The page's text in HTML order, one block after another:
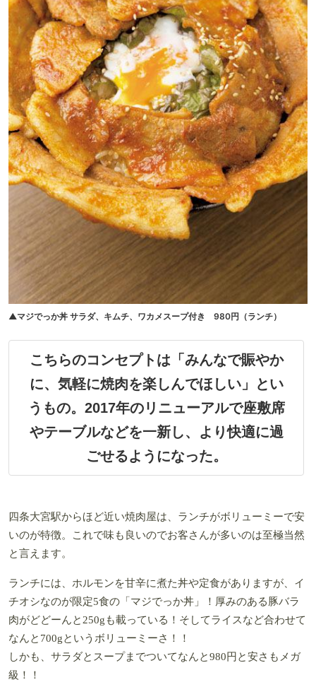
▲マジでっか丼 サラダ、キムチ、ワカメスープ付き 980円（ランチ）
こちらのコンセプトは「みんなで賑やか
に、気軽に焼肉を楽しんでほしい」とい
うもの。2017年のリニューアルで座敷席
やテーブルなどを一新し、より快適に過
ごせるようになった。
四条大宮駅からほど近い焼肉屋は、ランチがボリューミーで安
いのが特徴。これで味も良いのでお客さんが多いのは至極当然
と言えます。
ランチには、ホルモンを甘辛に煮た丼や定食がありますが、イ
チオシなのが限定5食の「マジでっか丼」！厚みのある豚バラ
肉がどどーんと250gも載っている！そしてライスなど合わせて
なんと700gというボリューミーさ！！
しかも、サラダとスープまでついてなんと980円と安さもメガ
級！！